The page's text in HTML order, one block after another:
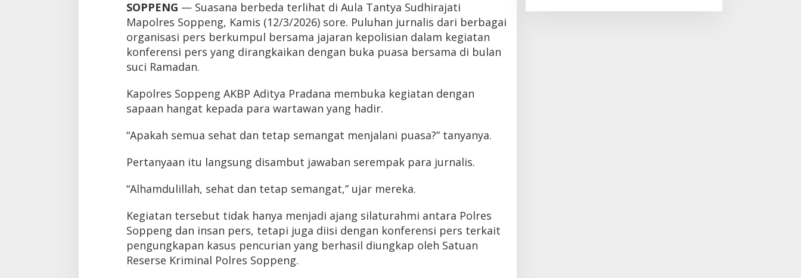
SOPPENG — Suasana berbeda terlihat di Aula Tantya Sudhirajati
Mapolres Soppeng, Kamis (12/3/2026) sore. Puluhan jurnalis dari berbagai
organisasi pers berkumpul bersama jajaran kepolisian dalam kegiatan
konferensi pers yang dirangkaikan dengan buka puasa bersama di bulan
suci Ramadan.
Kapolres Soppeng AKBP Aditya Pradana membuka kegiatan dengan
sapaan hangat kepada para wartawan yang hadir.
“Apakah semua sehat dan tetap semangat menjalani puasa?” tanyanya.
Pertanyaan itu langsung disambut jawaban serempak para jurnalis.
“Alhamdulillah, sehat dan tetap semangat,” ujar mereka.
Kegiatan tersebut tidak hanya menjadi ajang silaturahmi antara Polres
Soppeng dan insan pers, tetapi juga diisi dengan konferensi pers terkait
pengungkapan kasus pencurian yang berhasil diungkap oleh Satuan
Reserse Kriminal Polres Soppeng.